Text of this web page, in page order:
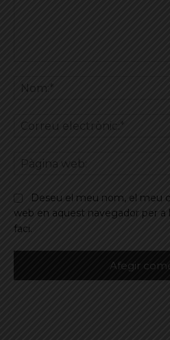
Deseu el meu nom, el meu
web en aquest navegador per a
faci.